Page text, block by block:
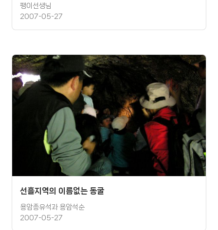
팽이선생님
2007-05-27
선흘지역의 이름없는 동굴
용암종유석과 용암석순
2007-05-27